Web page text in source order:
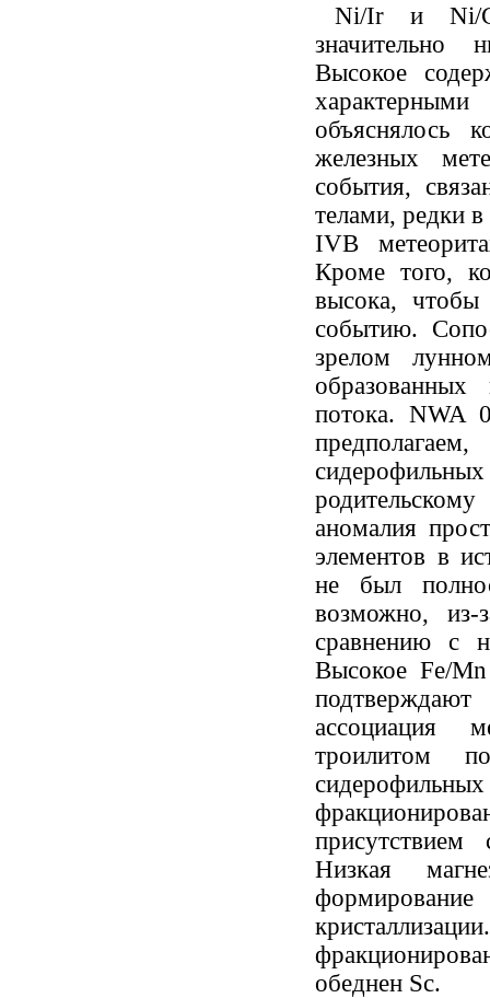
Ni/Ir и Ni/
значительно
Высокое
характерными
объяснялось
железных
события,
телами, редки
IVB
Кроме того,
высока, чтобы
событию.
зрелом
образованных
потока. NWA
аномалия
элементов в
не был
возможно, из-
сравнению с
Высокое Fe/
ассоциация
троилитом
Низкая
обеднен Sc.